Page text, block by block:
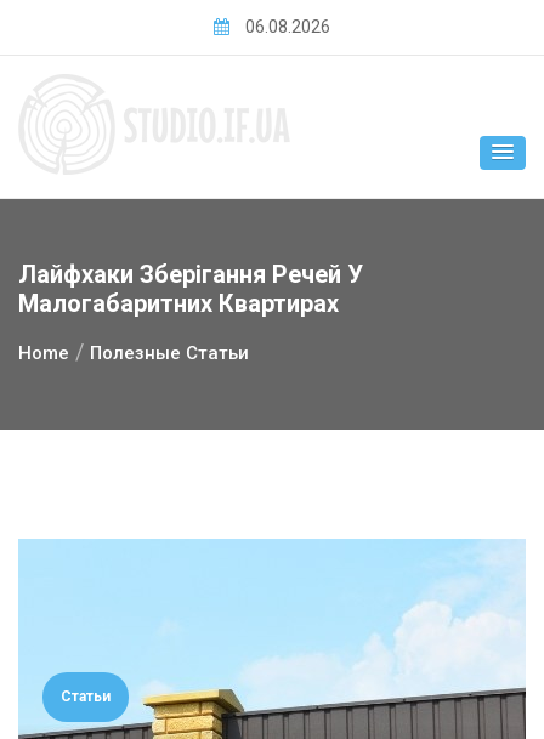
06.08.2026
Лайфхаки Зберігання Речей У
Малогабаритних Квартирах
Home Полезные Статьи
Статьи